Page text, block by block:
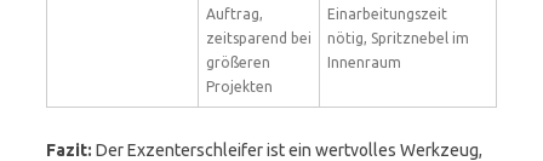
Auftrag,
zeitsparend bei
größeren
Projekten
Einarbeitungszeit
nötig, Spritznebel im
Innenraum
Fazit: Der Exzenterschleifer ist ein wertvolles Werkzeug,